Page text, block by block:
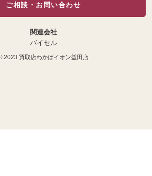
ご相談・お問い合わせ
関連会社
バイセル
2023 買取店わかばイオン益田店